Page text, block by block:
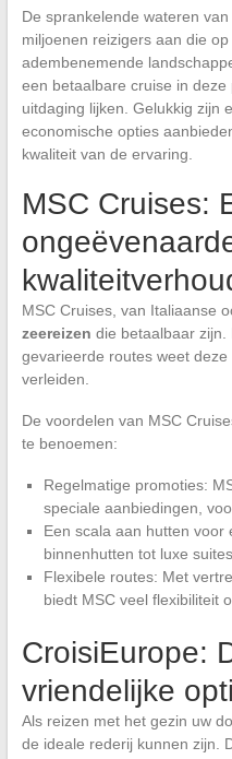
De sprankelende wateren
miljoenen reizigers aan die
adembenemende
een betaalbare cruise in
uitdaging lijken. Gelukkig zijn
economische opties
kwaliteit van de ervaring.
MSC Cruises:
MSC Cruises, van Italiaanse
zeereizen die betaalbaar zijn.
gevarieerde routes weet
verleiden.
De voordelen van MSC
te benoemen:
Regelmatige promoties:
speciale aanbiedingen,
Een scala aan hutten voor
binnenhutten tot luxe
Flexibele routes: Met
biedt MSC veel flexibiliteit
CroisiEurope:
vriendelijke
Als reizen met het gezin uw
de ideale rederij kunnen zijn.